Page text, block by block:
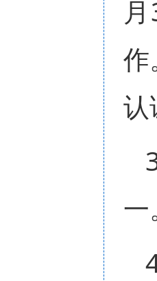
作
认
一